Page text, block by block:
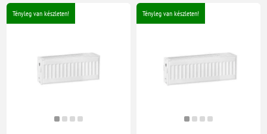
Tényleg van készleten! Tényleg van készleten!